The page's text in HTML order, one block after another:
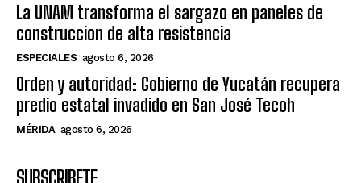
La UNAM transforma el sargazo en paneles de
construccion de alta resistencia
ESPECIALES agosto 6, 2026
Orden y autoridad: Gobierno de Yucatán recupera
predio estatal invadido en San José Tecoh
MÉRIDA agosto 6, 2026
SUBSCRIBETE